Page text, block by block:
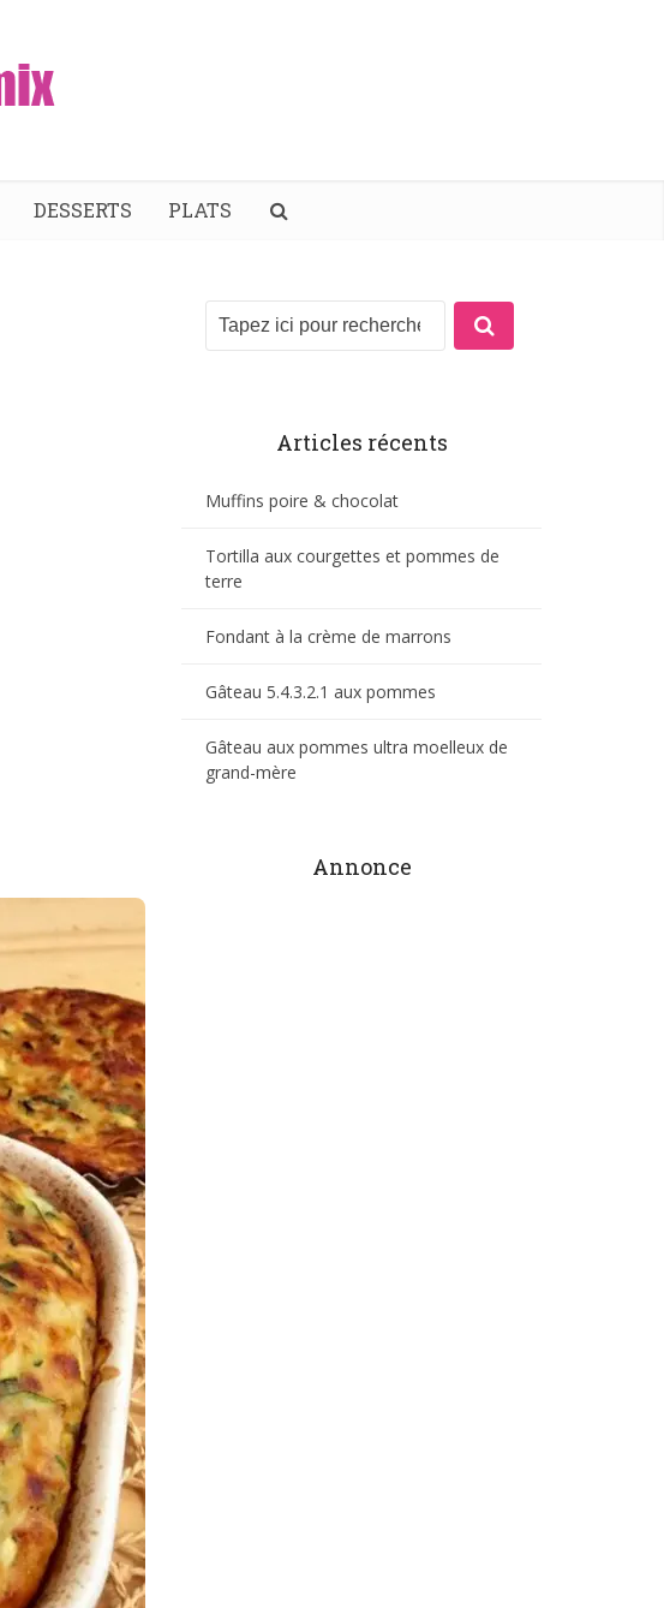
DESSERTS PLATS
Articles récents
Muffins poire & chocolat
Tortilla aux courgettes et pommes de
terre
Fondant à la crème de marrons
Gâteau 5.4.3.2.1 aux pommes
Gâteau aux pommes ultra moelleux de
grand-mère
Annonce